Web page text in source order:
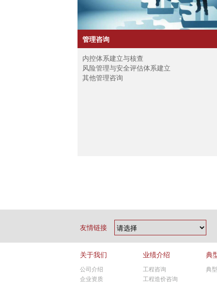
管理咨询
内控体系建立与核查
风险管理与安全评估体系建立
其他管理咨询
友情链接
关于我们
公司介绍
企业资质
业绩介绍
工程咨询
工程造价咨询
典
典